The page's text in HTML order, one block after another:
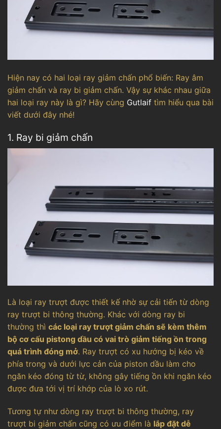
Hiện nay có hai loại ray giảm chấn phổ biến: Ray âm
giảm chấn và ray bi giảm chấn. Vậy sự khác nhau giữa
hai loại ray này là gì? Hãy cùng Gutlaif tìm hiểu qua bài
viết dưới đây nhé!
1. Ray bi giảm chấn
Là loại ray trượt được thiết kế nhờ sự cải tiến từ dòng
ray trượt bi thông thường. Khác với dòng ray bi
thường thì các loại ray trượt giảm chấn sẽ kèm thêm
bộ cơ cấu pistong dầu có vai trò giảm tiếng ồn trong
quá trình đóng mở. Ray trượt có xu hướng bị kéo về
phía trong và dưới lực cản của piston dầu làm cho
ngăn kéo đóng từ từ, không gây tiếng ồn khi ngăn kéo
được đưa tới vị trí khớp của lò xo rút.
Tương tự như dòng ray trượt bi thông thường, ray
trượt bi giảm chấn cũng có ưu điểm là lắp đặt dễ